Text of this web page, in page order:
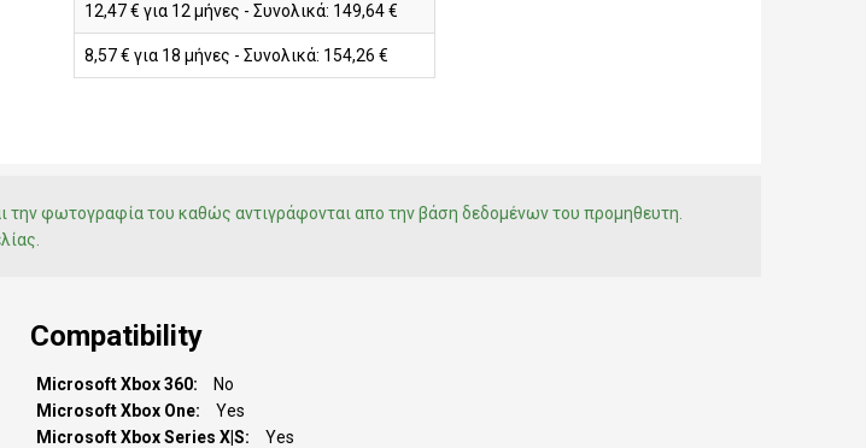
12,47 € για 12 μήνες - Συνολικά: 149,64 €
8,57 € για 18 μήνες - Συνολικά: 154,26 €
την φωτογραφία του καθώς αντιγράφονται απο την βάση δεδομένων του προμηθευτη.
Compatibility
Microsoft Xbox 360
No
Microsoft Xbox One
Yes
Microsoft Xbox Series X|S
Yes